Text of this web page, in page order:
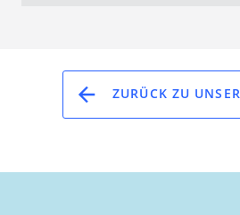
ZURÜCK ZU